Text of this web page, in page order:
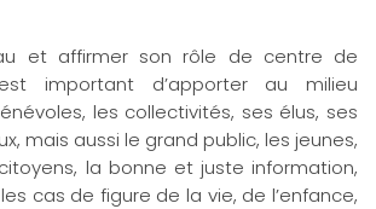
et affirmer son rôle de centre de
important d’apporter au milieu
les collectivités, ses élus, ses
mais aussi le grand public, les jeunes,
la bonne et juste information,
cas de figure de la vie, de l’enfance,